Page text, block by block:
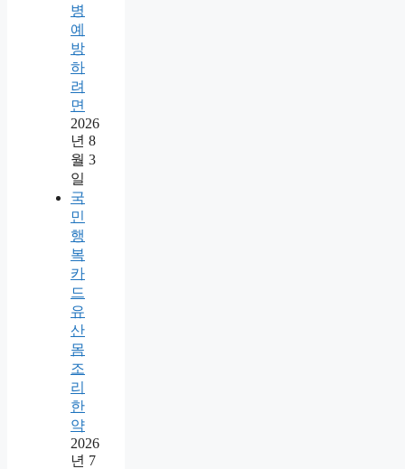
병
예
방
하
려
면
2026
년 8
월 3
일
국
민
행
복
카
드
유
산
몸
조
리
한
약
2026
년 7